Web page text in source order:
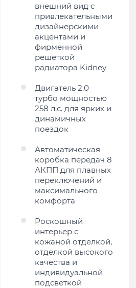
внешний вид с
привлекательными
дизайнерскими
акцентами и
фирменной
решеткой
радиатора Kidney
Двигатель 2.0
турбо мощностью
258 л.с. для ярких и
динамичных
поездок
Автоматическая
коробка передач 8
АКПП для плавных
переключений и
максимального
комфорта
Роскошный
интерьер с
кожаной отделкой,
отделкой высокого
качества и
индивидуальной
подсветкой